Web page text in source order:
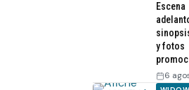
Escena
y fotos
6